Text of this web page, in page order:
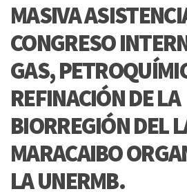
MASIVA
CONGRESO
GAS,
REFINACIÓN DE LA
BIORREGIÓN DEL
MARACAIBO
LA UNERMB.